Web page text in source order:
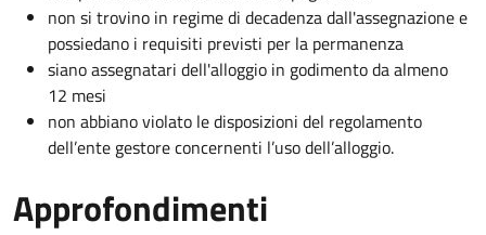
non si trovino in regime di decadenza dall'assegnazione e
possiedano i requisiti previsti per la permanenza
siano assegnatari dell'alloggio in godimento da almeno
12 mesi
non abbiano violato le disposizioni del regolamento
dell’ente gestore concernenti l’uso dell’alloggio.
Approfondimenti